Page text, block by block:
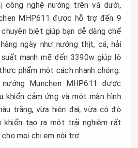
công nghệ nướng trên và dưới,
MHP611 được hỗ trợ đến 9
biệt giúp bạn dễ dàng chế
ngày như nướng thịt, cá, hải
suất mạnh mẽ đến 3390w giúp lò
phẩm một cách nhanh chóng.
Munchen MHP611 được
khiển cảm ứng và một màn hình
trắng, vừa hiện đại, vừa có độ
khiển tạo ra một trải nghiệm rất
mọi chị em nội trợ.